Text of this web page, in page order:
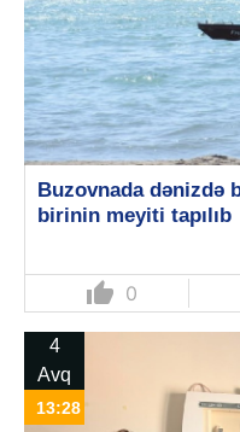
Buzovnada dənizdə
birinin meyiti tapılıb
thumb_up 0
4
Avq
13:28